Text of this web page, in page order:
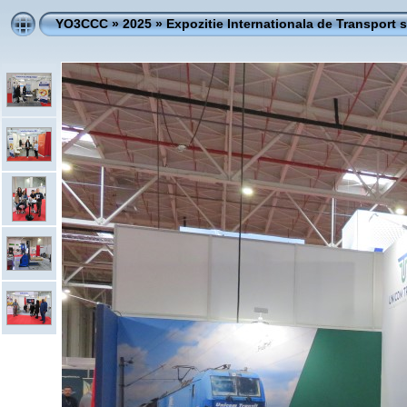
YO3CCC»2025»Expozitie Internationala de Transport